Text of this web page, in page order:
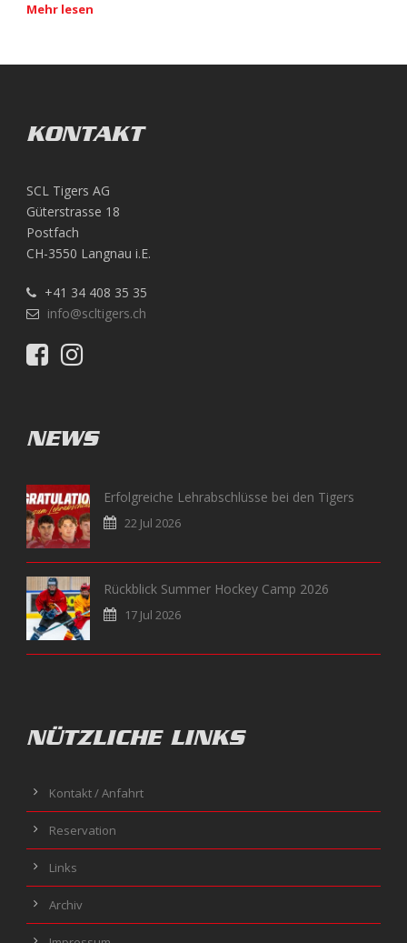
Mehr lesen
KONTAKT
SCL Tigers AG
Güterstrasse 18
Postfach
CH-3550 Langnau i.E.
+41 34 408 35 35
info@scltigers.ch
NEWS
Erfolgreiche Lehrabschlüsse bei den Tigers
22 Jul 2026
Rückblick Summer Hockey Camp 2026
17 Jul 2026
NÜTZLICHE LINKS
Kontakt / Anfahrt
Reservation
Links
Archiv